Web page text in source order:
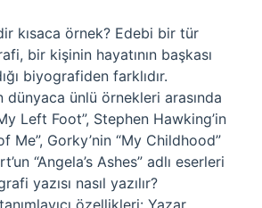
kısaca örnek? Edebi bir tür
bir kişinin hayatının başkası
biyografiden farklıdır.
ünlü örnekleri arasında
Left Foot”, Stephen Hawking’in
Me”, Gorky’nin “My Childhood”
“Angela’s Ashes” adlı eserleri
yazısı nasıl yazılır?
özellikleri: Yazar